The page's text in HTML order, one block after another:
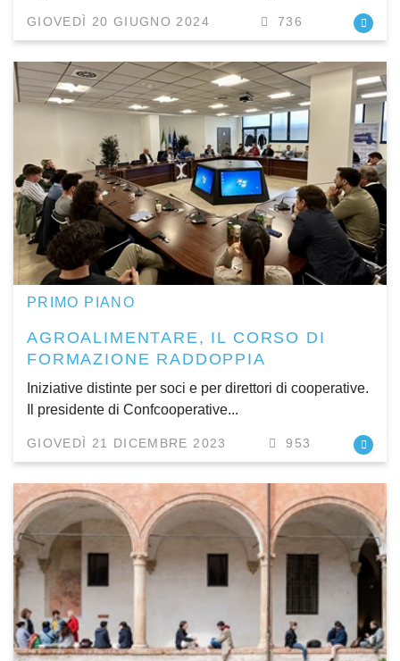
GIOVEDÌ 20 GIUGNO 2024 736
PRIMO PIANO
AGROALIMENTARE, IL CORSO DI
FORMAZIONE RADDOPPIA
Iniziative distinte per soci e per direttori di cooperative.
Il presidente di Confcooperative...
GIOVEDÌ 21 DICEMBRE 2023 953